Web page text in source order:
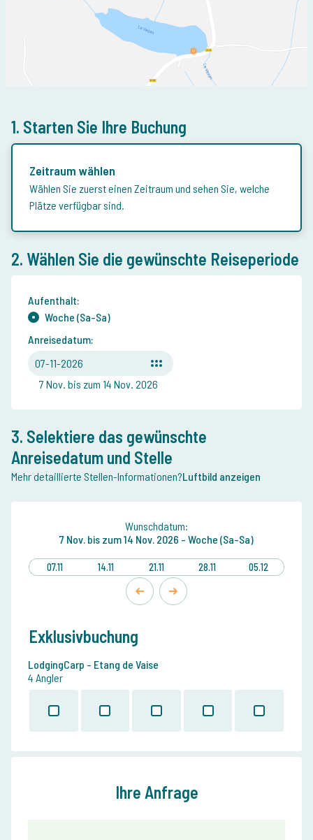
1. Starten Sie Ihre Buchung
Zeitraum wählen
Wählen Sie zuerst einen Zeitraum und sehen Sie, welche
Plätze verfügbar sind.
2. Wählen Sie die gewünschte Reiseperiode
Aufenthalt:
Woche (Sa-Sa)
Anreisedatum:
07-11-2026
7 Nov. bis zum 14 Nov. 2026
3. Selektiere das gewünschte
Anreisedatum und Stelle
Mehr detaillierte Stellen-Informationen?Luftbild anzeigen
Wunschdatum:
7 Nov. bis zum14 Nov. 2026 - Woche (Sa-Sa)
07.11 14.11 21.11 28.11 05.12
Exklusivbuchung
LodgingCarp - Etang de Vaise
4 Angler
Ihre Anfrage